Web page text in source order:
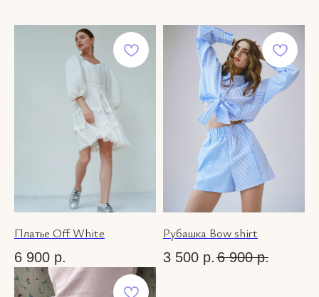
Платье Off White
6 900 р.
Рубашка Bow shirt
3 500 р. 6 900 р.
КАТАЛОГ
О НАС
ВКОНТАКТЕ
INSTAGRAM*